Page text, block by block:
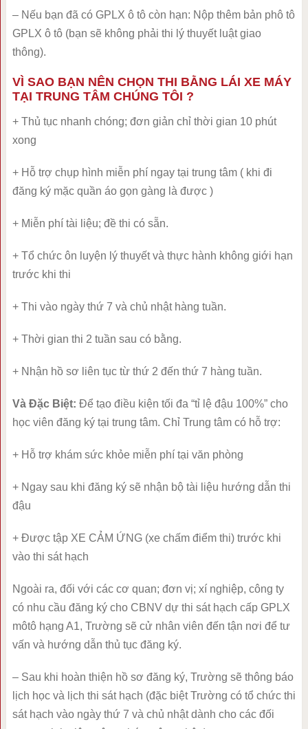
– Nếu bạn đã có GPLX ô tô còn hạn: Nộp thêm bản phô tô
GPLX ô tô (bạn sẽ không phải thi lý thuyết luật giao
thông).
VÌ SAO BẠN NÊN CHỌN THI BẰNG LÁI XE MÁY
TẠI TRUNG TÂM CHÚNG TÔI ?
+ Thủ tục nhanh chóng; đơn giản chỉ thời gian 10 phút
xong
+ Hỗ trợ chụp hình miễn phí ngay tại trung tâm ( khi đi
đăng ký mặc quần áo gọn gàng là được )
+ Miễn phí tài liệu; đề thi có sẵn.
+ Tổ chức ôn luyện lý thuyết và thực hành không giới hạn
trước khi thi
+ Thi vào ngày thứ 7 và chủ nhật hàng tuần.
+ Thời gian thi 2 tuần sau có bằng.
+ Nhận hồ sơ liên tục từ thứ 2 đến thứ 7 hàng tuần.
Và Đặc Biệt: Để tạo điều kiện tối đa “tỉ lệ đậu 100%” cho
học viên đăng ký tại trung tâm. Chỉ Trung tâm có hỗ trợ:
+ Hỗ trợ khám sức khỏe miễn phí tại văn phòng
+ Ngay sau khi đăng ký sẽ nhận bộ tài liệu hướng dẫn thi
đậu
+ Được tập XE CẢM ỨNG (xe chấm điểm thi) trước khi
vào thi sát hạch
Ngoài ra, đối với các cơ quan; đơn vị; xí nghiệp, công ty
có nhu cầu đăng ký cho CBNV dự thi sát hạch cấp GPLX
môtô hạng A1, Trường sẽ cử nhân viên đến tận nơi để tư
vấn và hướng dẫn thủ tục đăng ký.
– Sau khi hoàn thiện hồ sơ đăng ký, Trường sẽ thông báo
lịch học và lịch thi sát hạch (đặc biệt Trường có tổ chức thi
sát hạch vào ngày thứ 7 và chủ nhật dành cho các đối